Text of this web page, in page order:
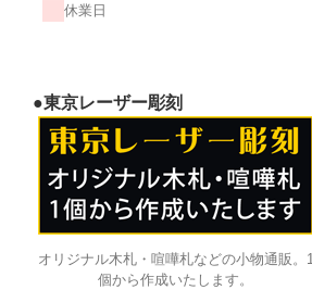
休業日
●東京レーザー彫刻
オリジナル木札・喧嘩札などの小物通販。1
個から作成いたします。